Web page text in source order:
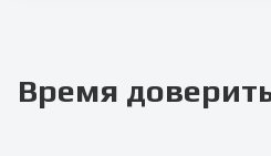
Время